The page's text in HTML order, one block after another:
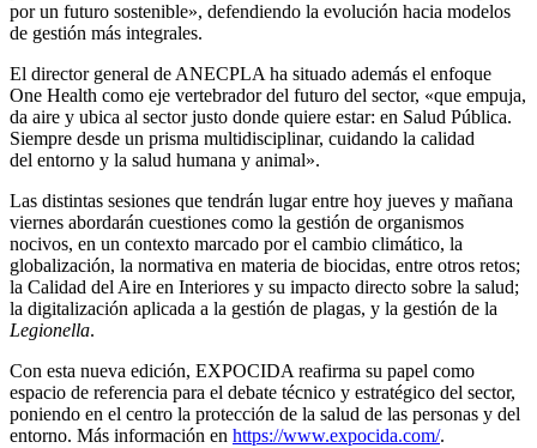
por un futuro sostenible», defendiendo la evolución hacia modelos
de gestión más integrales.
El director general de ANECPLA ha situado además el enfoque
One Health como eje vertebrador del futuro del sector, «que empuja,
da aire y ubica al sector justo donde quiere estar: en Salud Pública.
Siempre desde un prisma multidisciplinar, cuidando la calidad
del entorno y la salud humana y animal».
Las distintas sesiones que tendrán lugar entre hoy jueves y mañana
viernes abordarán cuestiones como la gestión de organismos
nocivos, en un contexto marcado por el cambio climático, la
globalización, la normativa en materia de biocidas, entre otros retos;
la Calidad del Aire en Interiores y su impacto directo sobre la salud;
la digitalización aplicada a la gestión de plagas, y la gestión de la
Legionella.
Con esta nueva edición, EXPOCIDA reafirma su papel como
espacio de referencia para el debate técnico y estratégico del sector,
poniendo en el centro la protección de la salud de las personas y del
entorno. Más información en https://www.expocida.com/.